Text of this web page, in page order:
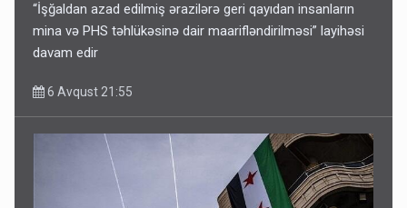
“İşğaldan azad edilmiş ərazilərə geri qayıdan insanların
mina və PHS təhlükəsinə dair maarifləndirilməsi” layihəsi
davam edir
6 Avqust 21:55